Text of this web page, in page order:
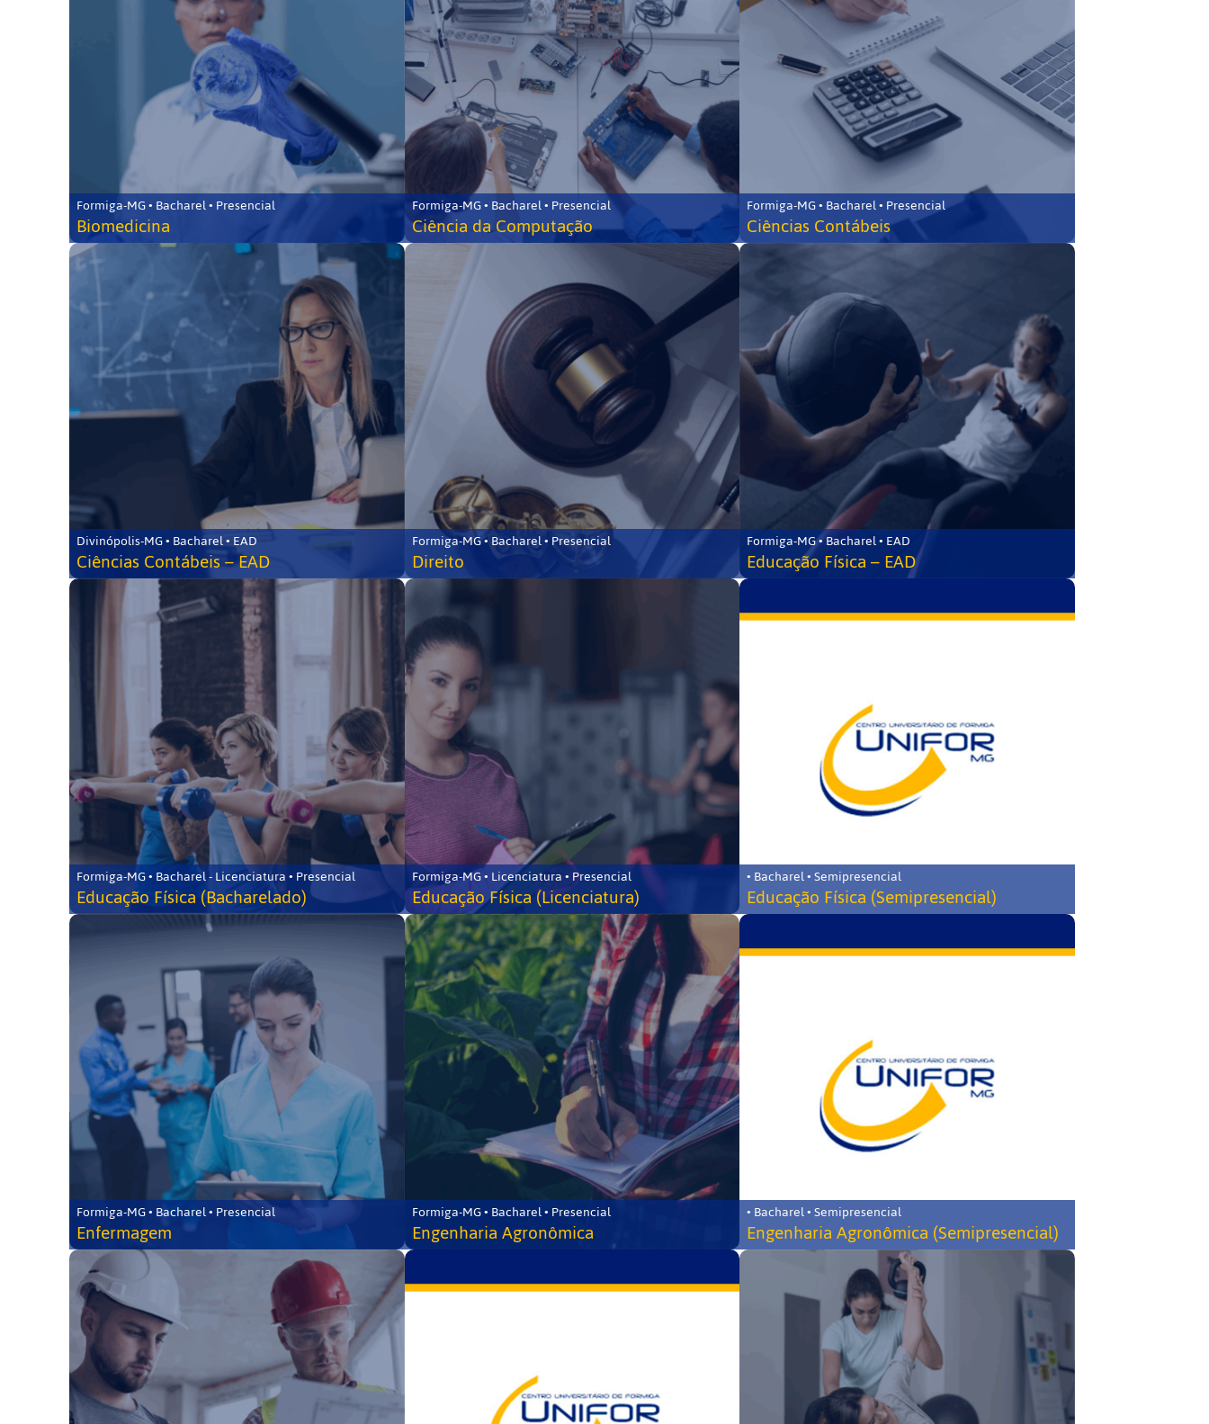
Formiga-MG • Bacharel • Presencial
Biomedicina
Formiga-MG • Bacharel • Presencial
Ciência da Computação
Formiga-MG • Bacharel • Presencial
Ciências Contábeis
Divinópolis-MG • Bacharel • EAD
Ciências Contábeis – EAD
Formiga-MG • Bacharel • Presencial
Direito
Formiga-MG • Bacharel • EAD
Educação Física – EAD
Formiga-MG • Bacharel - Licenciatura • Presencial
Educação Física (Bacharelado)
Formiga-MG • Licenciatura • Presencial
Educação Física (Licenciatura)
• Bacharel • Semipresencial
Educação Física (Semipresencial)
Formiga-MG • Bacharel • Presencial
Enfermagem
Formiga-MG • Bacharel • Presencial
Engenharia Agronômica
• Bacharel • Semipresencial
Engenharia Agronômica (Semipresencial)